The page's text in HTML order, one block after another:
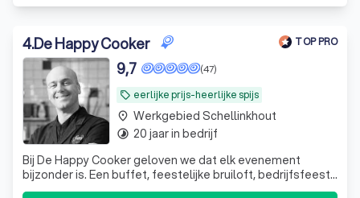
4.De Happy Cooker TOP PRO
local_offer eerlijke prijs-heerlijke spijs
(47)
9,7
Bij De Happy Cooker geloven we dat elk evenement
bijzonder is. Een buffet, feestelijke bruiloft, bedrijfsfeest,
etc. met onze catering staan wij klaar om jouw culinaire
place Werkgebied Schellinkhout
timelapse 20 jaar in bedrijf